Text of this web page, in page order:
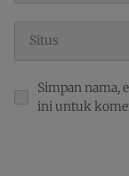
Simpan nama,
ini untuk